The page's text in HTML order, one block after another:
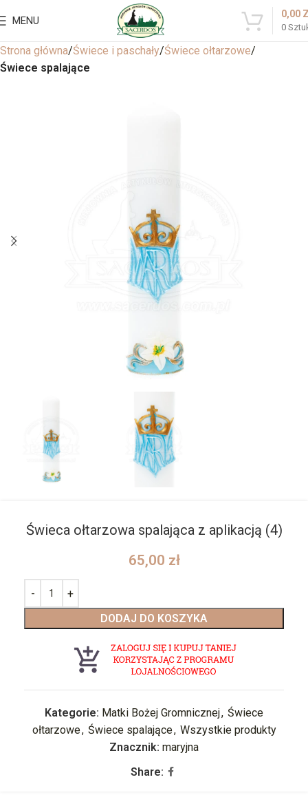
MENU
0
0,00
Strona główna Świece i paschały Świece ołtarzowe
Świece spalające
Świeca ołtarzowa spalająca z aplikacją (4)
65,00 zł
DODAJ DO KOSZYKA
Kategorie: Matki Bożej Gromnicznej, Świece
ołtarzowe, Świece spalające, Wszystkie produkty
Znacznik: maryjna
Share: